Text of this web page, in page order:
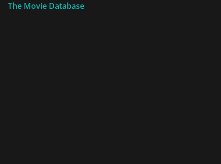
The Movie Database